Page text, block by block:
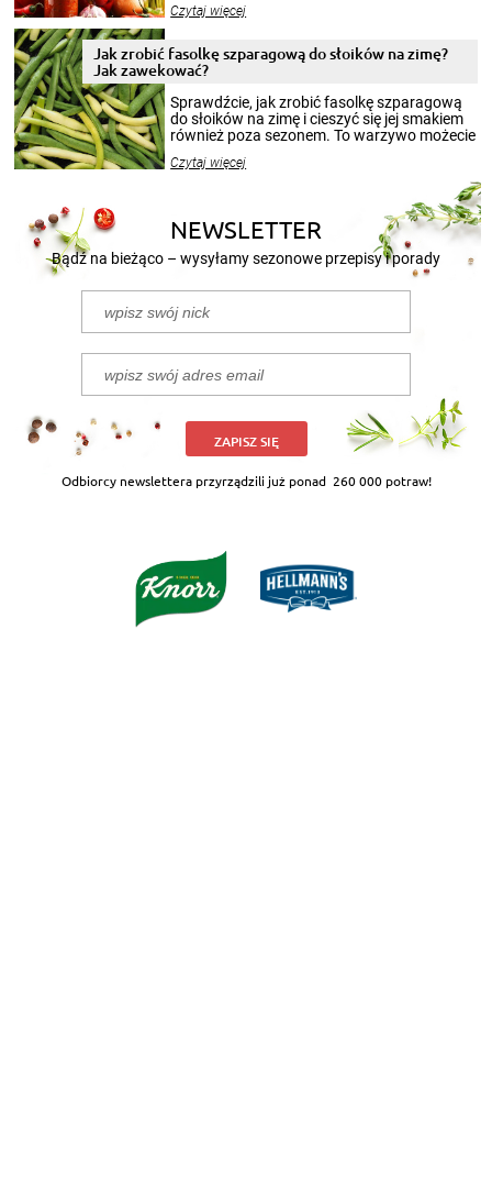
krajobrazów, by cieszyć nimi oko w sezonie
pełni poczuć atmosferę cieplejszych
miesięcy. Przygotowanie słoików ze
patenty, które pozwolą zachować świeżość
przetworów.
Czytaj więcej
Jak zrobić fasolkę szparagową do słoików na zimę?
Jak zawekować?
Sprawdźcie, jak zrobić fasolkę szparagową
do słoików na zimę i cieszyć się jej smakiem
również poza sezonem. To warzywo możecie
nasze propozycje!
Czytaj więcej
NEWSLETTER
Bądź na bieżąco – wysyłamy sezonowe przepisy i porady
ZAPISZ SIĘ
Odbiorcy newslettera przyrządzili już ponad 260 000 potraw!